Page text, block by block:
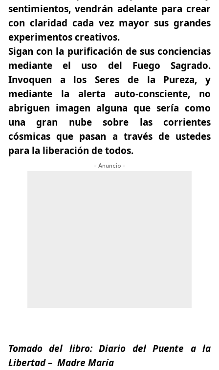
sentimientos, vendrán adelante para crear
con claridad cada vez mayor sus grandes
experimentos creativos.
Sigan con la purificación de sus conciencias
mediante el uso del Fuego Sagrado.
Invoquen a los Seres de la Pureza, y
mediante la alerta auto-consciente, no
abriguen imagen alguna que sería como
una gran nube sobre las corrientes
cósmicas que pasan a través de ustedes
para la liberación de todos.
- Anuncio -
Tomado del libro:Diario del Puente a la
Libertad– Madre María